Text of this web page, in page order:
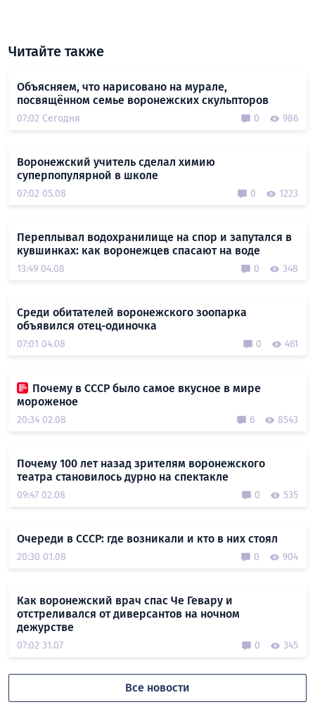
Читайте также
Объясняем, что нарисовано на мурале,
посвящённом семье воронежских скульпторов
07:02 Сегодня 0 986
Воронежский учитель сделал химию
суперпопулярной в школе
07:02 05.08 0 1223
Переплывал водохранилище на спор и запутался в
кувшинках: как воронежцев спасают на воде
13:49 04.08 0 348
Среди обитателей воронежского зоопарка
объявился отец-одиночка
07:01 04.08 0 461
Почему в СССР было самое вкусное в мире
мороженое
20:34 02.08 6 8543
Почему 100 лет назад зрителям воронежского
театра становилось дурно на спектакле
09:47 02.08 0 535
Очереди в СССР: где возникали и кто в них стоял
20:30 01.08 0 904
Как воронежский врач спас Че Гевару и
отстреливался от диверсантов на ночном
дежурстве
07:02 31.07 0 345
Все новости